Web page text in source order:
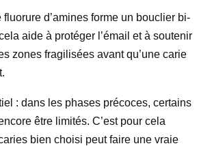
fluorure d’amines forme un bouclier bi-
aide à protéger l’émail et à soutenir
zones fragilisées avant qu’une carie
: dans les phases précoces, certains
être limités. C’est pour cela
bien choisi peut faire une vraie